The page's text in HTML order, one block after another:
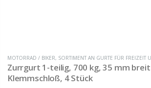
MOTORRAD / BIKER, SORTIMENT AN GURTE FÜR FREIZEIT
Zurrgurt 1-teilig, 700 kg, 35 mm
Klemmschloß, 4 Stück